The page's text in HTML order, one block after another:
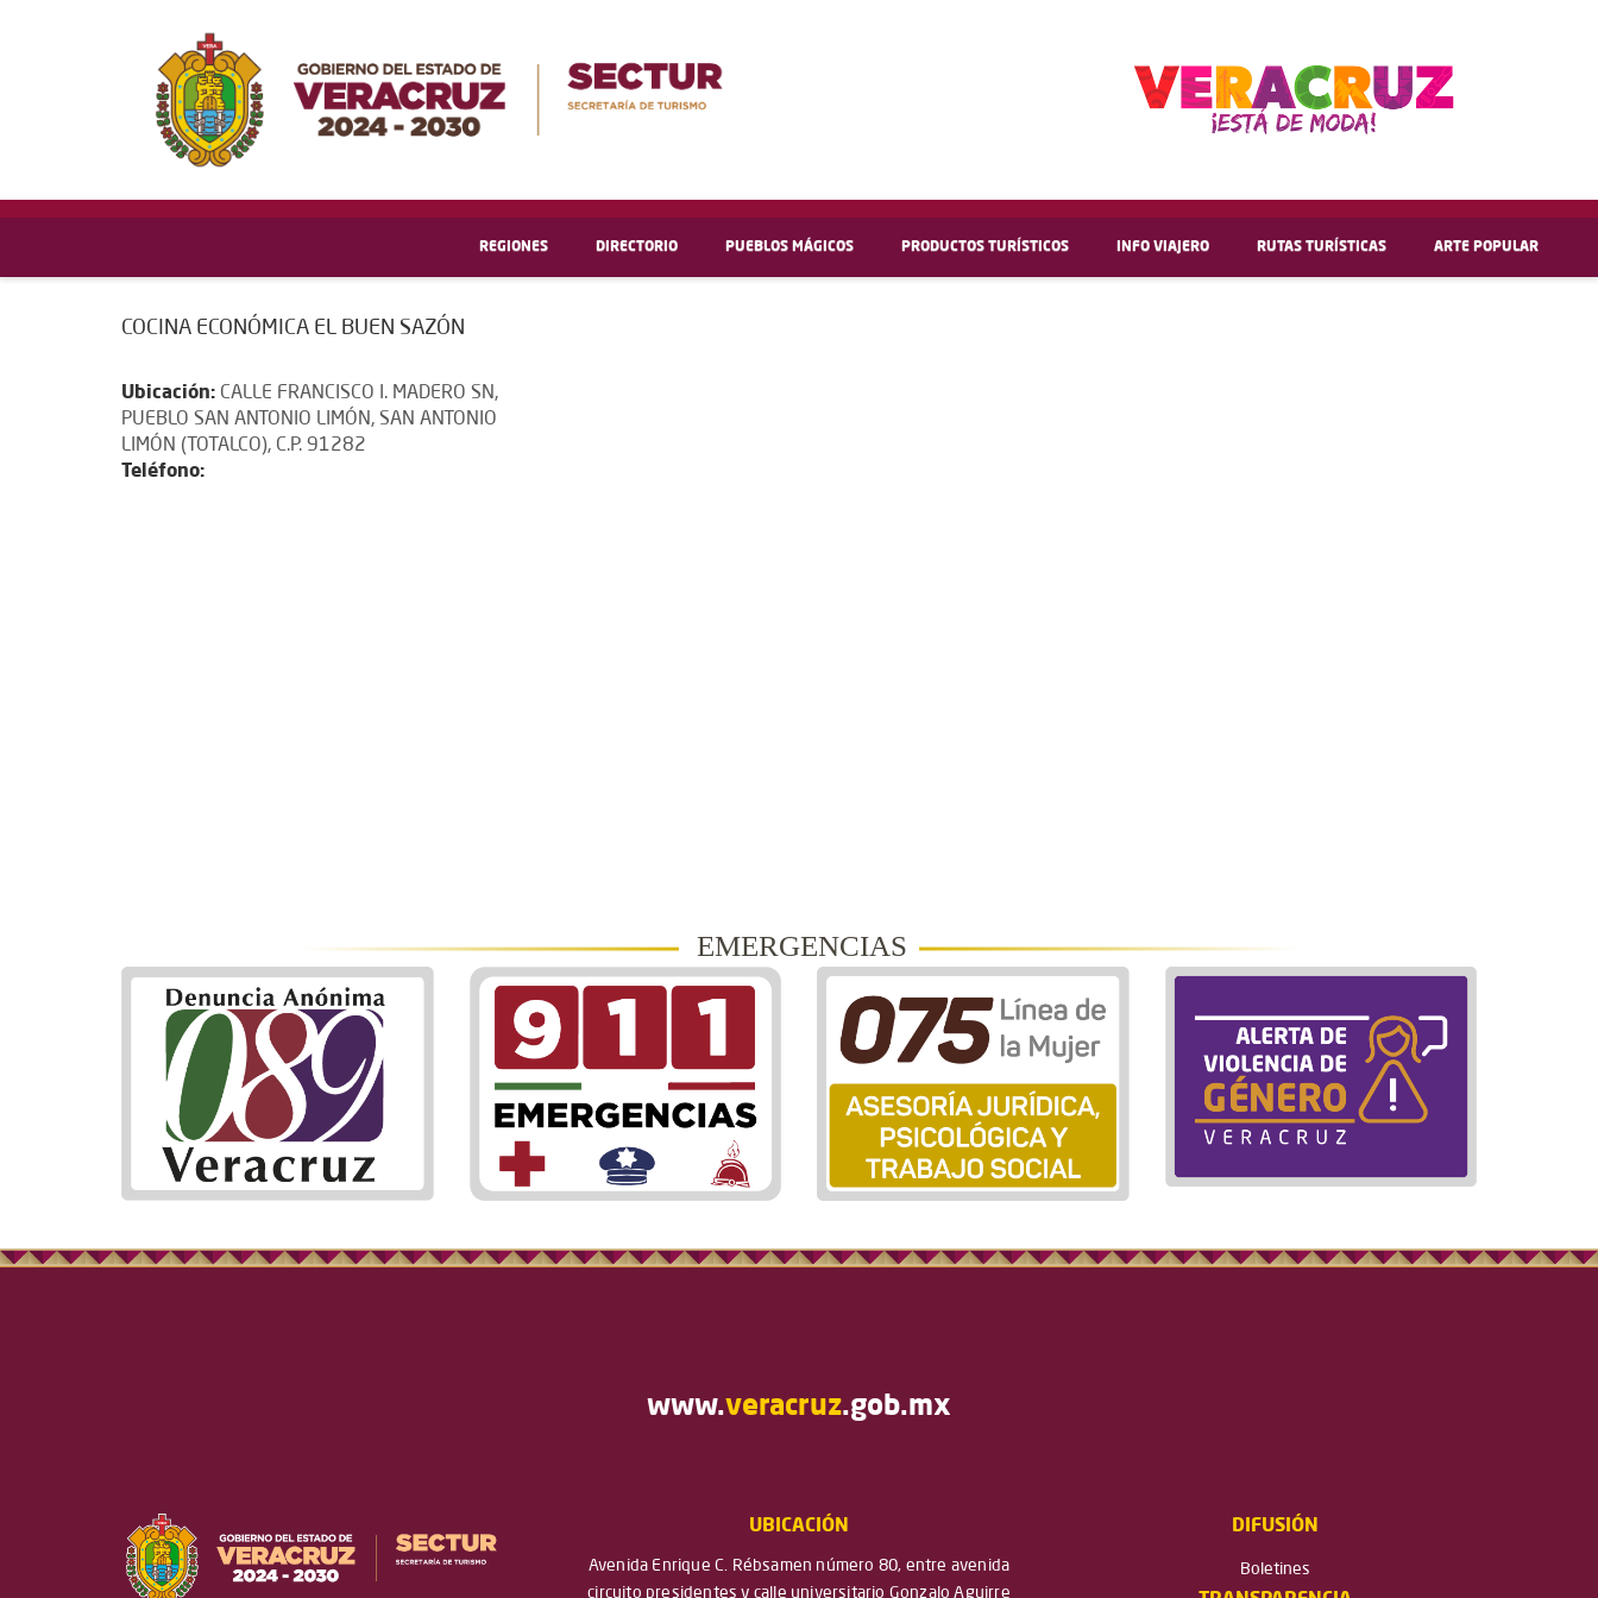
REGIONES DIRECTORIO PUEBLOS MÁGICOS PRODUCTOS TURÍSTICOS INFO VIAJERO RUTAS TURÍSTICAS ARTE POPULAR
COCINA ECONÓMICA EL BUEN SAZÓN
Ubicación: CALLE FRANCISCO I. MADERO SN,
PUEBLO SAN ANTONIO LIMÓN, SAN ANTONIO
LIMÓN (TOTALCO), C.P. 91282
Teléfono:
EMERGENCIAS
www.veracruz.gob.mx
UBICACIÓN
Avenida Enrique C. Rébsamen número 80, entre avenida
circuito presidentes y calle universitario Gonzalo Aguirre
DIFUSIÓN
Boletines